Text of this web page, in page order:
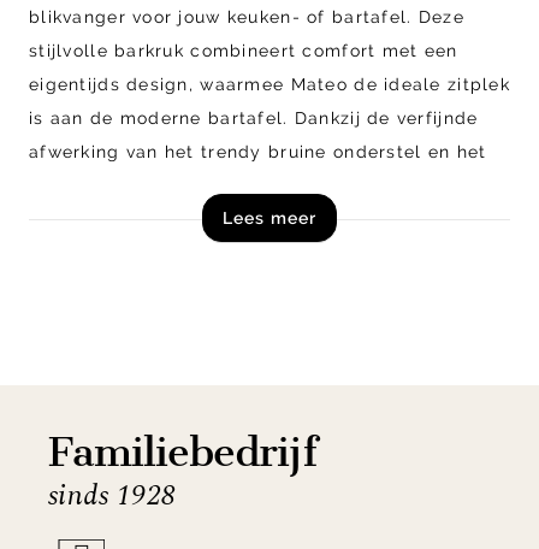
blikvanger voor jouw keuken- of bartafel. Deze
stijlvolle barkruk combineert comfort met een
eigentijds design, waarmee Mateo de ideale zitplek
is aan de moderne bartafel. Dankzij de verfijnde
afwerking van het trendy bruine onderstel en het
aan het kookeiland een ontspannen zitervaring.
Lees meer
Familiebedrijf
sinds 1928